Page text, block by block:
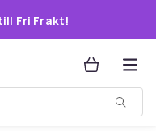
Fri Frakt!